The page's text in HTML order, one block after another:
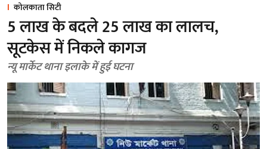
कोलकाता सिटी
5 लाख के बदले 25 लाख का लालच,
सूटकेस में निकले कागज
न्यू मार्केट थाना इलाके में हुई घटना